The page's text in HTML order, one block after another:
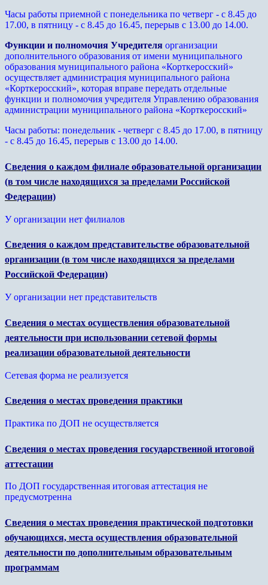
Часы работы приемной с понедельника по четверг - с 8.45 до
17.00, в пятницу - с 8.45 до 16.45, перерыв с 13.00 до 14.00.
Функции и полномочия Учредителя организации
дополнительного образования от имени муниципального
образования муниципального района «Корткеросский»
осуществляет администрация муниципального района
«Корткеросский», которая вправе передать отдельные
функции и полномочия учредителя Управлению образования
администрации муниципального района «Корткеросский»
Часы работы: понедельник - четверг с 8.45 до 17.00, в пятницу
- с 8.45 до 16.45, перерыв с 13.00 до 14.00.
Сведения о каждом филиале образовательной организации
(в том числе находящихся за пределами Российской
Федерации)
У организации нет филиалов
Сведения о каждом представительстве образовательной
организации (в том числе находящихся за пределами
Российской Федерации)
У организации нет представительств
Сведения о местах осуществления образовательной
деятельности при использовании сетевой формы
реализации образовательной деятельности
Сетевая форма не реализуется
Сведения о местах проведения практики
Практика по ДОП не осуществляется
Сведения о местах проведения государственной итоговой
аттестации
По ДОП государственная итоговая аттестация не
предусмотренна
Сведения о местах проведения практической подготовки
обучающихся, места осуществления образовательной
деятельности по дополнительным образовательным
программам